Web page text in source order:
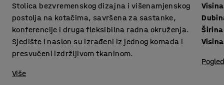
Stolica bezvremenskog dizajna i višenamjenskog
postolja na kotačima, savršena za sastanke,
konferencije i druga fleksibilna radna okruženja.
Sjedište i naslon su izrađeni iz jednog komada i
presvučeni izdržljivom tkaninom.
Više